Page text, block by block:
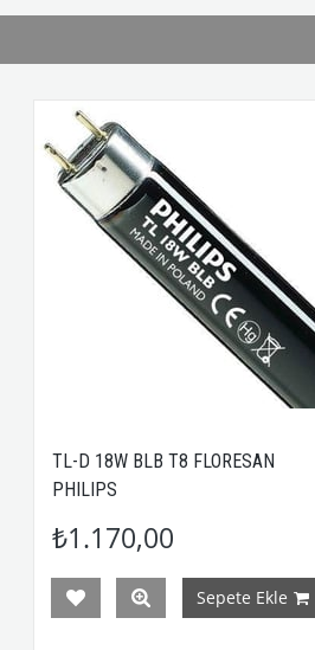
TL-D 18W BLB T8 FLORESAN
PHILIPS
₺1.170,00
Sepete Ekle